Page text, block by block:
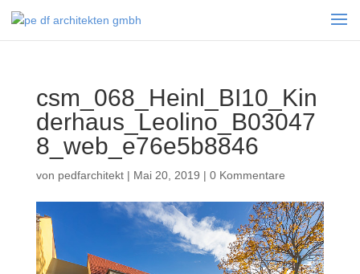
csm_068_Heinl_BI10_Kin
derhaus_Leolino_B03047
8_web_e76e5b8846
von pedfarchitekt| Mai 20, 2019 | 0 Kommentare